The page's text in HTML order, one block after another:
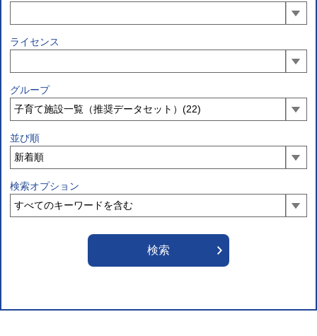
ライセンス
グループ
並び順
検索オプション